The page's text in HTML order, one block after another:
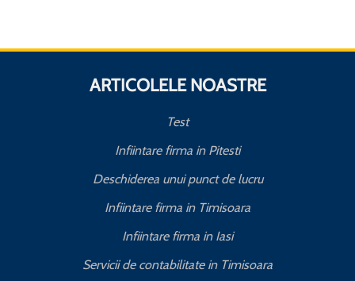
ARTICOLELE NOASTRE
Test
Infiintare firma in Pitesti
Deschiderea unui punct de lucru
Infiintare firma in Timisoara
Infiintare firma in Iasi
Servicii de contabilitate in Timisoara